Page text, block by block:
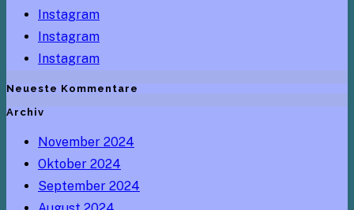
Instagram
Instagram
Instagram
Neueste Kommentare
Archiv
November 2024
Oktober 2024
September 2024